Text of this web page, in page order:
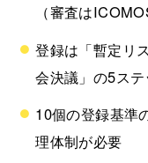
（審査は
登録は「暫定
会決議」の5ス
10個の登録基準
理体制が必要